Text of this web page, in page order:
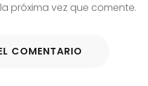
próxima vez que comente.